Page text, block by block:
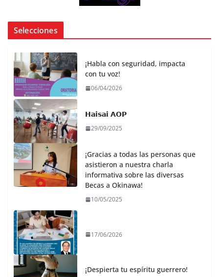
Selecciones
¡Habla con seguridad, impacta
con tu voz!
06/04/2026
𝗛𝗮𝗶𝘀𝗮𝗶 𝗔𝗢𝗣
29/09/2025
¡Gracias a todas las personas que
asistieron a nuestra charla
informativa sobre las diversas
Becas a Okinawa!
10/05/2025
17/06/2026
¡Despierta tu espíritu guerrero!